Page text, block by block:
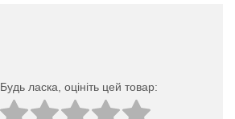
Будь ласка, оцініть цей товар: